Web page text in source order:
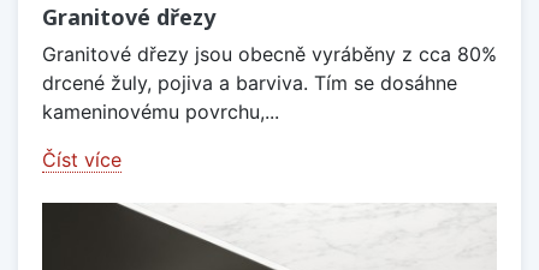
Granitové dřezy
Granitové dřezy jsou obecně vyráběny z cca 80%
drcené žuly, pojiva a barviva. Tím se dosáhne
kameninovému povrchu,...
Číst více